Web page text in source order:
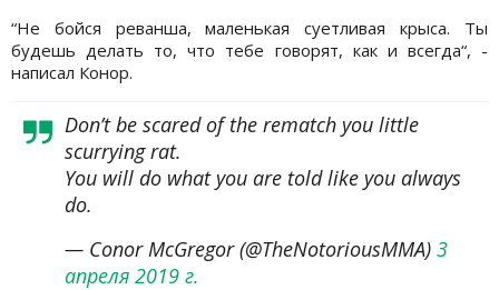
“Не бойся реванша, маленькая суетливая крыса. Ты
будешь делать то, что тебе говорят, как и всегда“, -
написал Конор.
Don’t be scared of the rematch you little
scurrying rat.
You will do what you are told like you always
do.
— Conor McGregor (@TheNotoriousMMA) 3
апреля 2019 г.